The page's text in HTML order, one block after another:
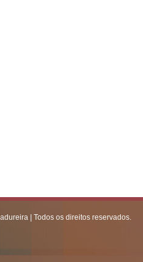
| Todos os direitos reservados.